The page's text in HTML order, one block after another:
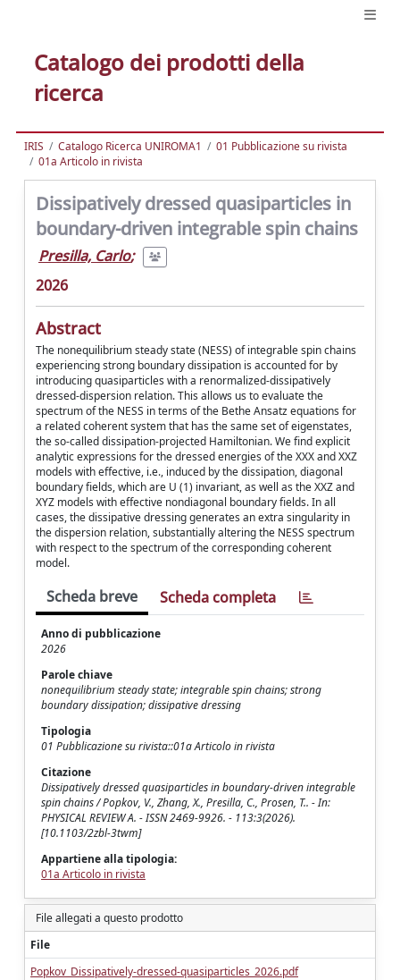
Catalogo dei prodotti della
ricerca
IRIS Catalogo Ricerca UNIROMA1
01 Pubblicazione su rivista
01a Articolo in rivista
Dissipatively dressed quasiparticles in
boundary-driven integrable spin chains
Presilla, Carlo;
2026
Abstract
The nonequilibrium steady state (NESS) of integrable spin chains
experiencing strong boundary dissipation is accounted for by
introducing quasiparticles with a renormalized-dissipatively
dressed-dispersion relation. This allows us to evaluate the
spectrum of the NESS in terms of the Bethe Ansatz equations for
a related coherent system that has the same set of eigenstates,
the so-called dissipation-projected Hamiltonian. We find explicit
analytic expressions for the dressed energies of the XXX and XXZ
models with effective, i.e., induced by the dissipation, diagonal
boundary fields, which are U (1) invariant, as well as the XXZ and
XYZ models with effective nondiagonal boundary fields. In all
cases, the dissipative dressing generates an extra singularity in
the dispersion relation, substantially altering the NESS spectrum
with respect to the spectrum of the corresponding coherent
model.
Scheda breve Scheda completa
Anno di pubblicazione
2026
Parole chiave
nonequilibrium steady state; integrable spin chains; strong
boundary dissipation; dissipative dressing
Tipologia
01 Pubblicazione su rivista::01a Articolo in rivista
Citazione
Dissipatively dressed quasiparticles in boundary-driven integrable
spin chains / Popkov, V., Zhang, X., Presilla, C., Prosen, T.. - In:
PHYSICAL REVIEW A. - ISSN 2469-9926. - 113:3(2026).
[10.1103/2zbl-3twm]
Appartiene alla tipologia:
01a Articolo in rivista
File allegati a questo prodotto
File
Popkov_Dissipatively-dressed-quasiparticles_2026.pdf